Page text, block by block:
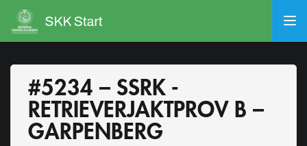
#5234 – SSRK -
RETRIEVERJAKTPROV B –
GARPENBERG